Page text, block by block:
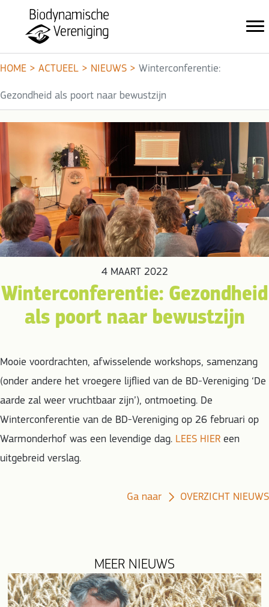
HOME > ACTUEEL > NIEUWS > Winterconferentie:
Gezondheid als poort naar bewustzijn
4 MAART 2022
Winterconferentie: Gezondheid
als poort naar bewustzijn
Mooie voordrachten, afwisselende workshops, samenzang
(onder andere het vroegere lijflied van de BD-Vereniging ‘De
aarde zal weer vruchtbaar zijn’), ontmoeting. De
Winterconferentie van de BD-Vereniging op 26 februari op
Warmonderhof was een levendige dag. LEES HIER een
uitgebreid verslag.
Ga naar OVERZICHT NIEUWS
MEER NIEUWS